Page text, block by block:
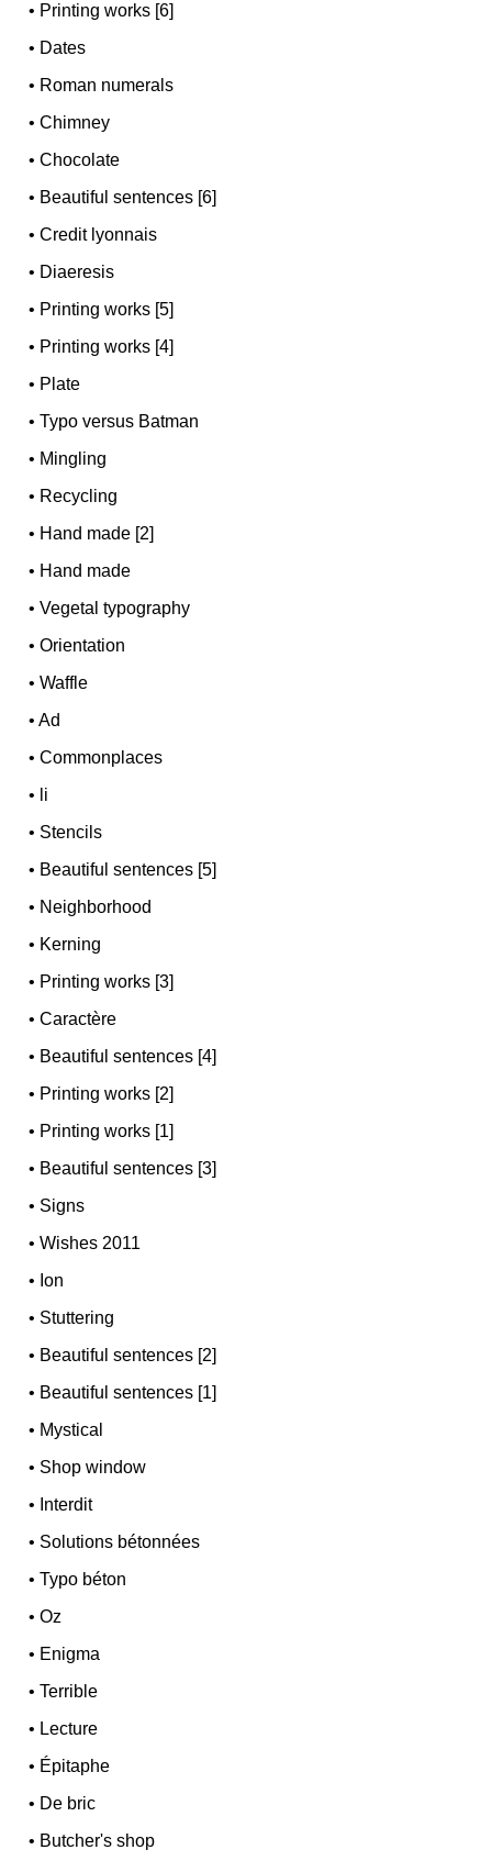
• Printing works [6]
• Dates
• Roman numerals
•Chimney
•Chocolate
• Beautiful sentences [6]
•Credit lyonnais
• Diaeresis
• Printing works [5]
• Printing works [4]
• Plate
•Typo versus Batman
• Mingling
• Recycling
• Hand made [2]
• Hand made
•Vegetal typography
•Orientation
•Waffle
•Ad
•Commonplaces
• li
• Stencils
• Beautiful sentences [5]
• Neighborhood
• Kerning
• Printing works [3]
•Caractère
• Beautiful sentences [4]
• Printing works [2]
• Printing works [1]
• Beautiful sentences [3]
• Signs
•Wishes 2011
• Ion
• Stuttering
• Beautiful sentences [2]
• Beautiful sentences [1]
• Mystical
• Shop window
• Interdit
• Solutions bétonnées
•Typo béton
•Oz
• Enigma
•Terrible
• Lecture
• Épitaphe
• De bric
• Butcher's shop